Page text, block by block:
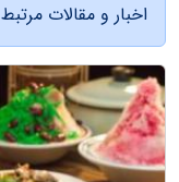
اخبار و مقالات مرتبط